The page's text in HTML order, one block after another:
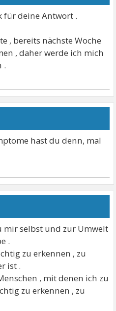
für deine Antwort .
, bereits nächste Woche
, daher werde ich mich
.
hast du denn, mal
mir selbst und zur Umwelt
.
zu erkennen , zu
ist .
, mit denen ich zu
zu erkennen , zu